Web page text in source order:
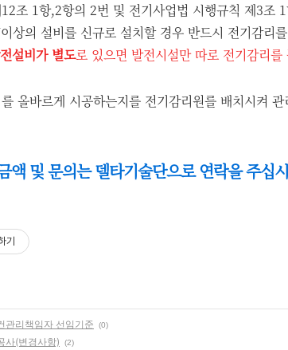
조 1항,2항의 2번 및 전기사업법 시행규칙 제3조
상의 설비를 신규로 설치할 경우 반드시 전기감리
설비가 별도로 있으면 발전시설만 따로 전기감리
올바르게 시공하는지를 전기감리원를 배치시켜
액 및 문의는 델타기술단으로 연락을 주십
기
관리책임자 선임기준 (0)
사(변경사항) (2)